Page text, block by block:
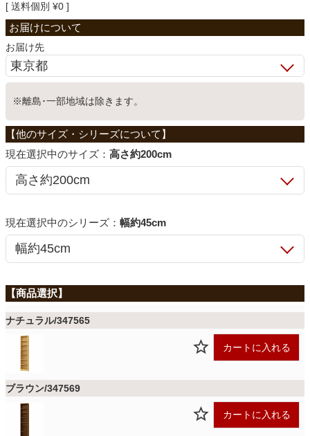
収納家具
こたつ
ファブリック
送料個別 ¥0
お届け先
※離島･一部地域は除きます。
サイズ： 高さ約200cm
シリーズ： 幅約45cm
ナチュラル/347565
カートに入れる
ブラウン/347569
カートに入れる